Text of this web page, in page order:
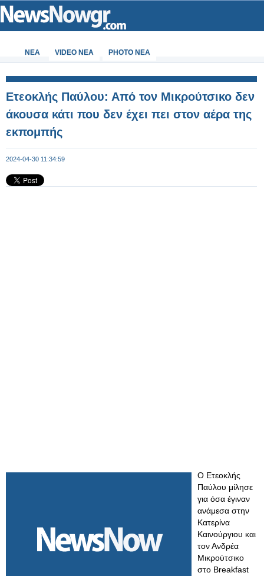
ΝΕΑ VIDEO NEA PHOTO NEA
Ετεοκλής Παύλου: Από τον Μικρούτσικο δεν
άκουσα κάτι που δεν έχει πει στον αέρα της
εκπομπής
2024-04-30 11:34:59
Ο Ετεοκλής
Παύλου μίλησε
για όσα έγιναν
ανάμεσα στην
Κατερίνα
Καινούργιου και
τον Ανδρέα
Μικρούτσικο
στο Breakfast